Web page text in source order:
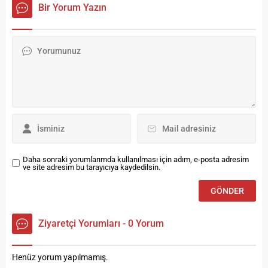
detaylar… Türkiye genelinde
genelinde konut satışları
Bir Yorum Yazın
Daha sonraki yorumlarımda kullanılması için adım, e-posta adresim
ve site adresim bu tarayıcıya kaydedilsin.
Ziyaretçi Yorumları - 0 Yorum
Henüz yorum yapılmamış.